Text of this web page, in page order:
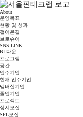
About
운영목표
현황 및 성과
걸어온길
브로슈어
SNS LINK
BI 다운
프로그램
공간
입주기업
현재 입주기업
멤버십기업
졸업기업
프로젝트
상시모집
SFL모집